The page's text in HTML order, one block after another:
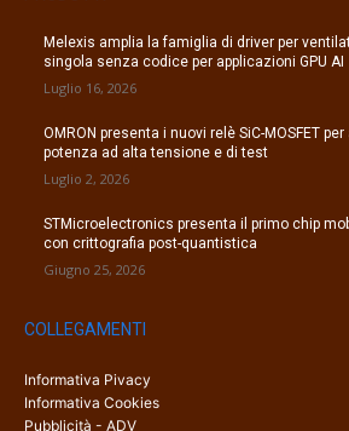
Melexis amplia la famiglia di driver per
singola senza codice per applicazioni GPU AI
Luglio 16, 2026
OMRON presenta i nuovi relè SiC-MOSFET
potenza ad alta tensione e di test
Luglio 2, 2026
STMicroelectronics presenta il primo chip
con crittografia post-quantistica
Giugno 25, 2026
COLLEGAMENTI
Informativa Pivacy
Informativa Cookies
Pubblicità - ADV